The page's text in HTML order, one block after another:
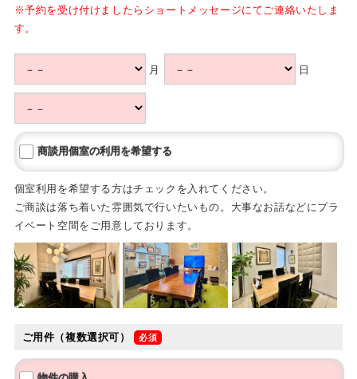
※予約を受け付けましたらショートメッセージにてご連絡いたしま
す。
月 日
商談用個室の利用を希望する
個室利用を希望する方はチェックを入れてください。
ご商談は落ち着いた雰囲気で行いたいもの。大事なお話などにプラ
イベート空間をご用意しております。
ご用件（複数選択可）